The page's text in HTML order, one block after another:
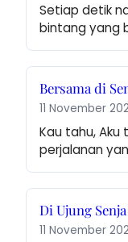
Setiap detik
bintang yang
Bersama di
11 November
Kau tahu, Aku
perjalanan
Di Ujung Senja
11 November